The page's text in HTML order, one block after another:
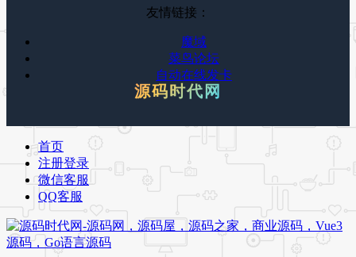
友情链接：
魔域
菜鸟论坛
自动在线发卡
源码时代网
首页
注册登录
微信客服
QQ客服